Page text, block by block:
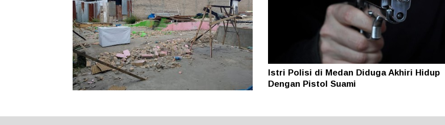
Lapor ke Polres Dairi Gegara Tanah
Istri Polisi di Medan Diduga Akhiri Hidup
Dengan Pistol Suami